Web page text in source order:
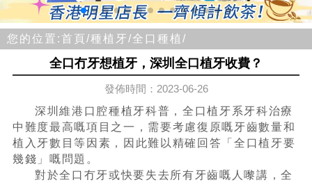
您的位置:首頁/種植牙/全口種植/
全口冇牙想植牙，深圳全口植牙收費？
發佈時間：2023-06-26
深圳維港口腔種植牙科普，全口植牙系牙科治療
中難度最高嘅項目之一，需要考慮復原嘅牙齒數量和
植入牙數目等因素，因此難以精確回答「全口植牙要
幾錢」嘅問題。
對於全口冇牙或快要失去所有牙齒嘅人嚟講，全